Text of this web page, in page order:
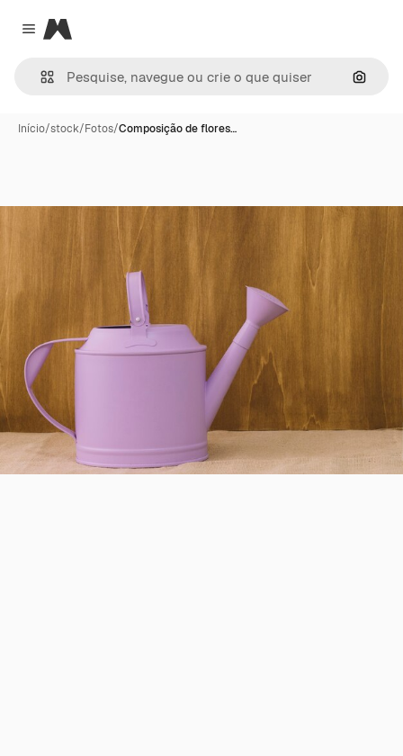
Close menu
Magnific
Início/stock/Fotos/Composição de flores…